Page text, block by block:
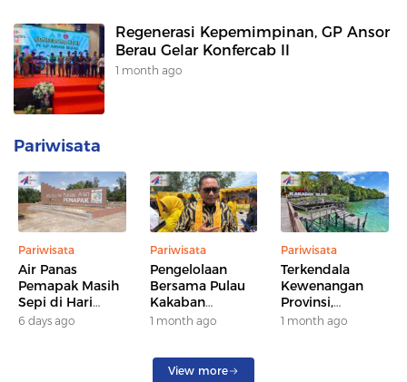
Diusut
Regenerasi Kepemimpinan, GP Ansor
Berau Gelar Konfercab II
1 month ago
Pariwisata
Pariwisata
Air Panas
Pemapak Masih
Sepi di Hari
Biasa,
6 days ago
Pariwisata
Pengelolaan
Bersama Pulau
Kakaban
Diwacanakan,
Hasil Masih
1 month ago
Pariwisata
Terkendala
Kewenangan
Provinsi,
Pemkab Berau
1 month ago
View more